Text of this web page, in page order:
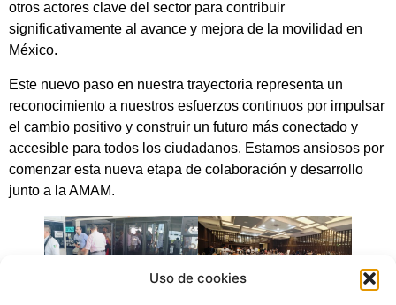
Uso de cookies
otros actores clave del sector para contribuir
significativamente al avance y mejora de la movilidad en
México.
Este nuevo paso en nuestra trayectoria representa un
reconocimiento a nuestros esfuerzos continuos por impulsar
el cambio positivo y construir un futuro más conectado y
accesible para todos los ciudadanos. Estamos ansiosos por
comenzar esta nueva etapa de colaboración y desarrollo
junto a la AMAM.